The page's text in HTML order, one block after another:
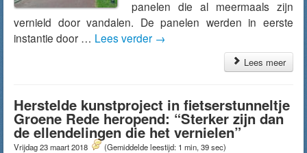
panelen die al meermaals zijn
vernield door vandalen. De panelen werden in eerste
instantie door … Lees verder →
Lees meer
Herstelde kunstproject in fietserstunneltje
Groene Rede heropend: “Sterker zijn dan
de ellendelingen die het vernielen”
Vrijdag 23 maart 2018 (Gemiddelde leestijd: 1 min, 39 sec)